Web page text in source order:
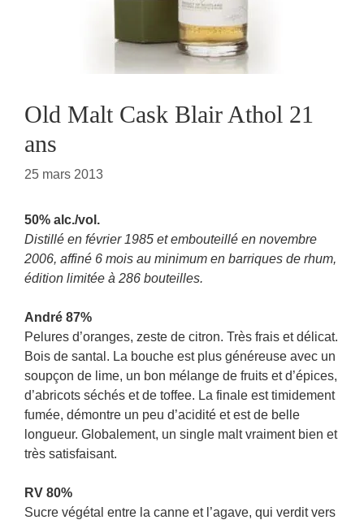
Old Malt Cask Blair Athol 21
ans
25 mars 2013
50% alc./vol.
Distillé en février 1985 et embouteillé en novembre
2006, affiné 6 mois au minimum en barriques de rhum,
édition limitée à 286 bouteilles.
André 87%
Pelures d’oranges, zeste de citron. Très frais et délicat.
Bois de santal. La bouche est plus généreuse avec un
soupçon de lime, un bon mélange de fruits et d’épices,
d’abricots séchés et de toffee. La finale est timidement
fumée, démontre un peu d’acidité et est de belle
longueur. Globalement, un single malt vraiment bien et
très satisfaisant.
RV 80%
Sucre végétal entre la canne et l’agave, qui verdit vers